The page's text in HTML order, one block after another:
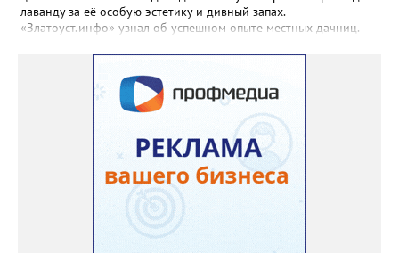
лаванду за её особую эстетику и дивный запах.
«Златоуст.инфо» узнал об успешном опыте местных дачниц.
семян (на фото), - отметила «Златоуст.инфо» хозяйка частного
дома Екатерина Бойко. – Посадила вдоль забора, потому что
низины этот цветок не любит. Вот уже второй год растет и
радует меня. Соседи просят саженцы: аромат и до них
доносится. В конце лета собираю лаванду в пучки, сушу –
получаются букеты и саше одновременно. Лаванда широко
используется и в кулинарии». Семена, отметила собеседница
нашего портала, у неё были сорта «Вознесенская узколистная».
Только она хорошо зимует без укрытия. Всхожесть оказалась
на удивление хорошей: из пяти семян из каждой пачки четыре
взошли даже без стратификации. После покупки (по весне)
садовод советует сразу убрать семена в холодильник на два